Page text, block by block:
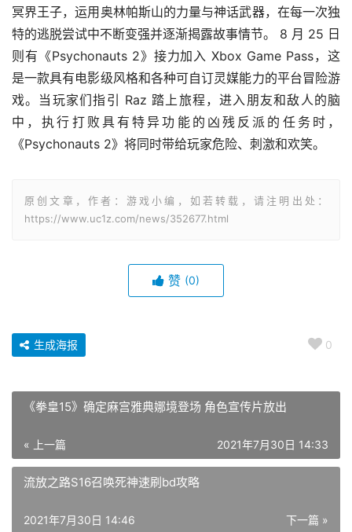
冥界王子，运用奥林帕斯山的力量与神话武器，在每一次独
特的逃脱尝试中不断变强并逐渐揭露故事情节。 8 月 25 日
则有《Psychonauts 2》接力加入 Xbox Game Pass，这
是一款具有电影级风格和各种可自订灵媒能力的平台冒险游
戏。当玩家们指引 Raz 踏上旅程，进入朋友和敌人的脑
中，执行打败具有特异功能的凶残反派的任务时，
《Psychonauts 2》将同时带给玩家危险、刺激和欢笑。
原创文章，作者：游戏小编，如若转载，请注明出处：
https://www.uc1z.com/news/352677.html
赞 (0)
0
生成海报
《拳皇15》确定麻宫雅典娜境登场 角色宣传片放出
« 上一篇 2021年7月30日 14:33
流放之路S16召唤死神速刷bd攻略
下一篇 »
2021年7月30日 14:46